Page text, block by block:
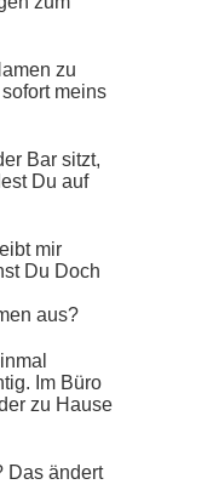
zu
meins
Bar sitzt,
Du auf
mir
Du Doch
aus?
Im Büro
zu Hause
Das ändert